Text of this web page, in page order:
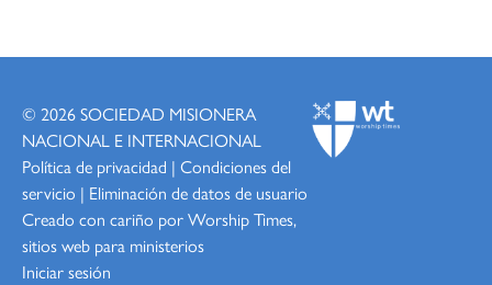
© 2026SOCIEDAD MISIONERA
NACIONAL E INTERNACIONAL
Política de privacidad | Condiciones del
servicio | Eliminación de datos de usuario
Creado con cariño por WorshipTimes,
sitios web para ministerios
Iniciar sesión